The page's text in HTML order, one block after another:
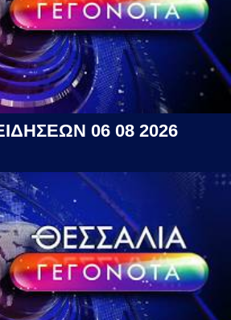
06 08 2026